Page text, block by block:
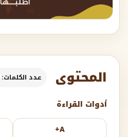
المحتوى عدد الكلمات: 1127
أدوات القراءة
A+